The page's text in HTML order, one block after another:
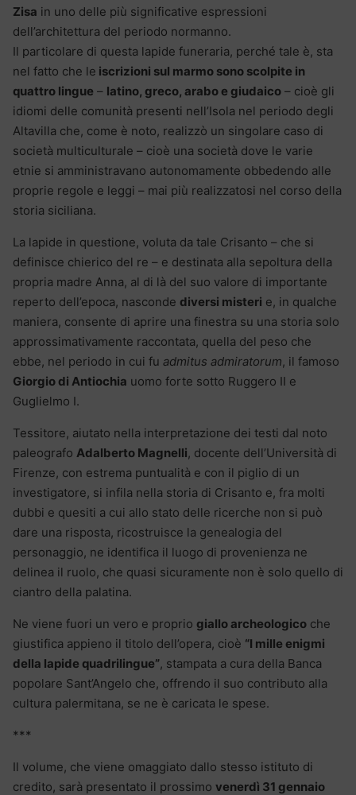
Zisa in uno delle più significative espressioni
dell’architettura del periodo normanno.
Il particolare di questa lapide funeraria, perché tale è, sta
nel fatto che le iscrizioni sul marmo sono scolpite in
quattro lingue – latino, greco, arabo e giudaico – cioè gli
idiomi delle comunità presenti nell’Isola nel periodo degli
Altavilla che, come è noto, realizzò un singolare caso di
società multiculturale – cioè una società dove le varie
etnie si amministravano autonomamente obbedendo alle
proprie regole e leggi – mai più realizzatosi nel corso della
storia siciliana.
La lapide in questione, voluta da tale Crisanto – che si
definisce chierico del re – e destinata alla sepoltura della
propria madre Anna, al di là del suo valore di importante
reperto dell’epoca, nasconde diversi misteri e, in qualche
maniera, consente di aprire una finestra su una storia solo
approssimativamente raccontata, quella del peso che
ebbe, nel periodo in cui fu admitus admiratorum, il famoso
Giorgio di Antiochia uomo forte sotto Ruggero II e
Guglielmo I.
Tessitore, aiutato nella interpretazione dei testi dal noto
paleografo Adalberto Magnelli, docente dell’Università di
Firenze, con estrema puntualità e con il piglio di un
investigatore, si infila nella storia di Crisanto e, fra molti
dubbi e quesiti a cui allo stato delle ricerche non si può
dare una risposta, ricostruisce la genealogia del
personaggio, ne identifica il luogo di provenienza ne
delinea il ruolo, che quasi sicuramente non è solo quello di
ciantro della palatina.
Ne viene fuori un vero e proprio giallo archeologico che
giustifica appieno il titolo dell’opera, cioè “I mille enigmi
della lapide quadrilingue”, stampata a cura della Banca
popolare Sant’Angelo che, offrendo il suo contributo alla
cultura palermitana, se ne è caricata le spese.
***
Il volume, che viene omaggiato dallo stesso istituto di
credito, sarà presentato il prossimo venerdì 31 gennaio